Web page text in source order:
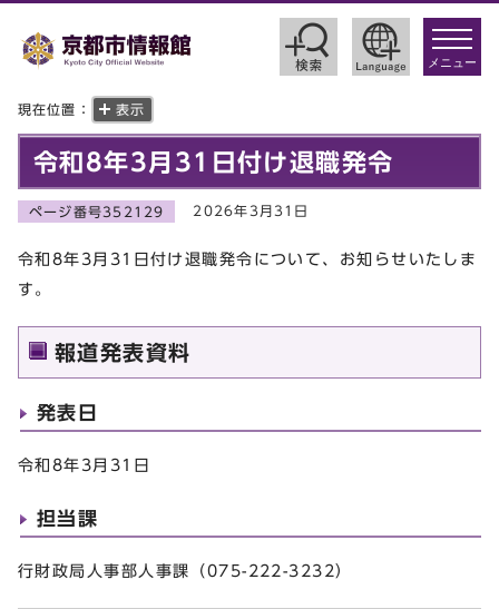
toggle
メニュー
現在位置： 表示
令和8年3月31日付け退職発令
ページ番号352129 2026年3月31日
令和8年3月31日付け退職発令について、お知らせいたしま
す。
報道発表資料
発表日
令和8年3月31日
担当課
行財政局人事部人事課（075-222-3232）